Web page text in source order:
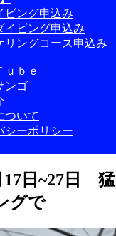
ビング申込み
イビング申込み
リングコース申込み
ｕｂｅ
ンゴ
ついて
シーポリシー
17日~27日 猛
グで